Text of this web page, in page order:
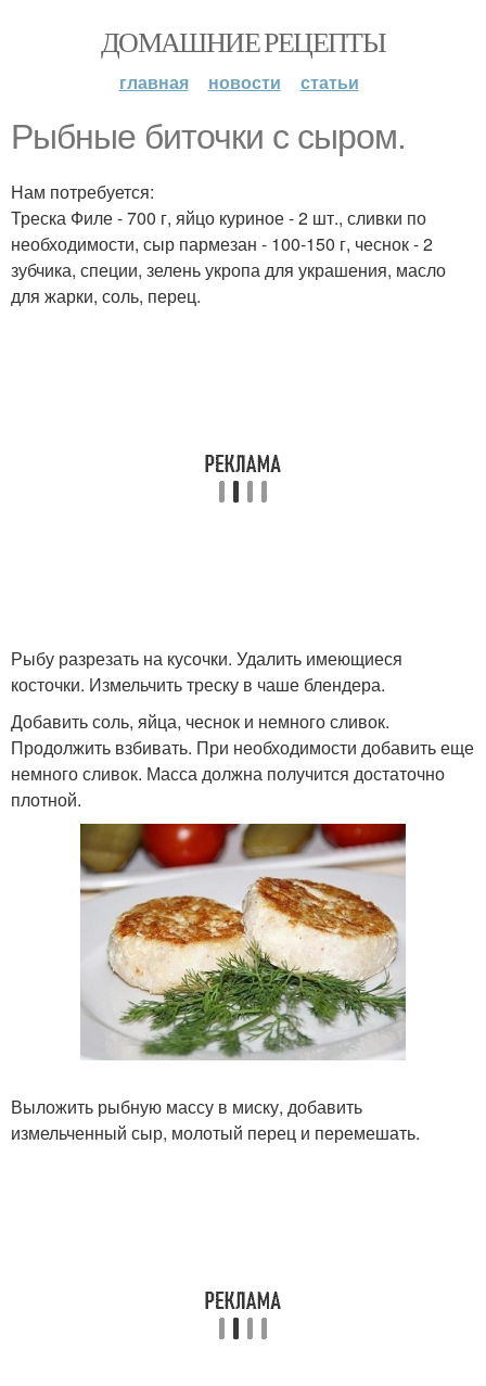
ДОМАШНИЕ РЕЦЕПТЫ
главная новости статьи
Рыбные биточки с сыром.
Нам потребуется:
Треска Филе - 700 г, яйцо куриное - 2 шт., сливки по
необходимости, сыр пармезан - 100-150 г, чеснок - 2
зубчика, специи, зелень укропа для украшения, масло
для жарки, соль, перец.
Рыбу разрезать на кусочки. Удалить имеющиеся
косточки. Измельчить треску в чаше блендера.
Добавить соль, яйца, чеснок и немного сливок.
Продолжить взбивать. При необходимости добавить еще
немного сливок. Масса должна получится достаточно
плотной.
Выложить рыбную массу в миску, добавить
измельченный сыр, молотый перец и перемешать.